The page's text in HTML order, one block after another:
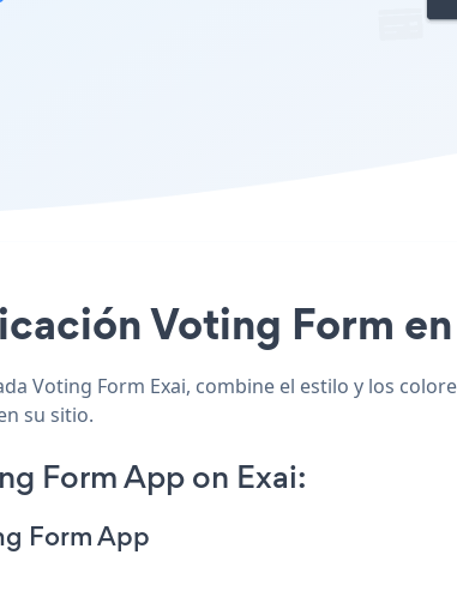
Voting Form
Voting Form Exai, combine el estilo y los
su sitio.
Form App on Exai:
Form App